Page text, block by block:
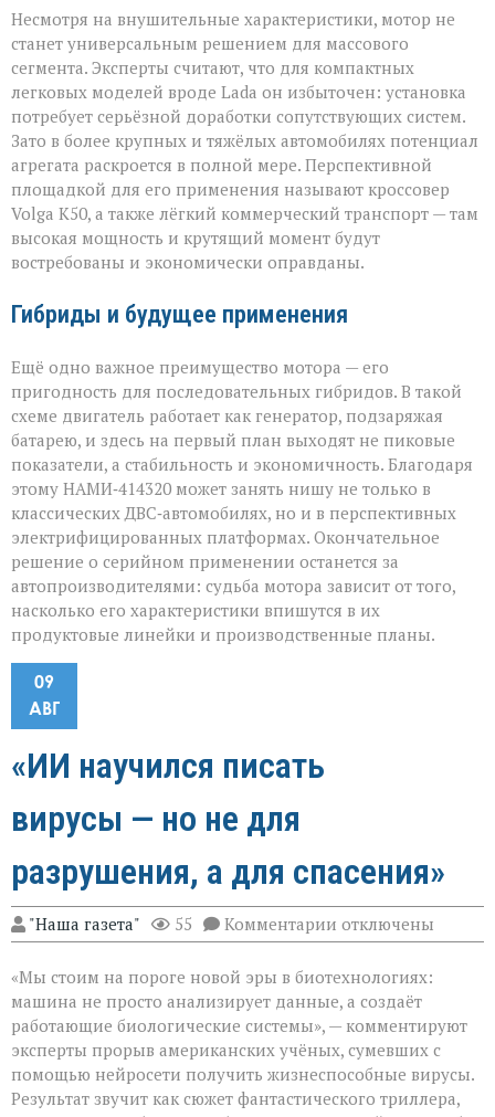
Несмотря на внушительные характеристики, мотор не
станет универсальным решением для массового
сегмента. Эксперты считают, что для компактных
легковых моделей вроде Lada он избыточен: установка
потребует серьёзной доработки сопутствующих систем.
Зато в более крупных и тяжёлых автомобилях потенциал
агрегата раскроется в полной мере. Перспективной
площадкой для его применения называют кроссовер
Volga К50, а также лёгкий коммерческий транспорт — там
высокая мощность и крутящий момент будут
востребованы и экономически оправданы.
Гибриды и будущее применения
Ещё одно важное преимущество мотора — его
пригодность для последовательных гибридов. В такой
схеме двигатель работает как генератор, подзаряжая
батарею, и здесь на первый план выходят не пиковые
показатели, а стабильность и экономичность. Благодаря
этому НАМИ‑414320 может занять нишу не только в
классических ДВС‑автомобилях, но и в перспективных
электрифицированных платформах. Окончательное
решение о серийном применении останется за
автопроизводителями: судьба мотора зависит от того,
насколько его характеристики впишутся в их
продуктовые линейки и производственные планы.
09
АВГ
«ИИ научился писать
вирусы — но не для
разрушения, а для спасения»
"Наша газета" 55 Комментарии к
записи
научился
писать
вирусы — но
не
для
разрушения,
а
для
отключены
«Мы стоим на пороге новой эры в биотехнологиях:
машина не просто анализирует данные, а создаёт
работающие биологические системы», — комментируют
эксперты прорыв американских учёных, сумевших с
помощью нейросети получить жизнеспособные вирусы.
Результат звучит как сюжет фантастического триллера,